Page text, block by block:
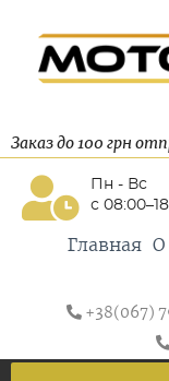
Заказ до 100 грн
Пн - Вс
с
Главная О
+38(067)